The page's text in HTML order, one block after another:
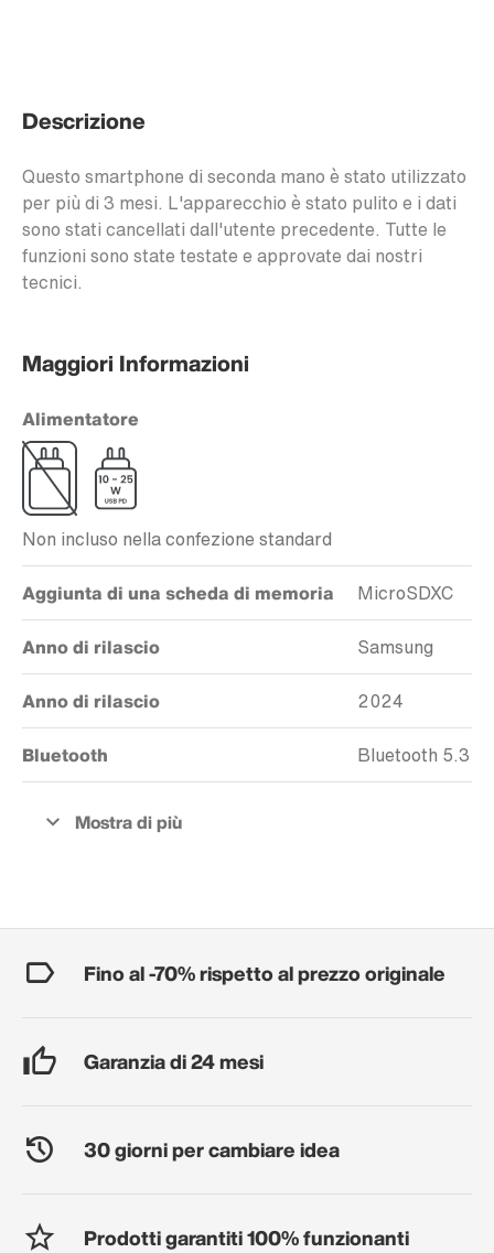
Descrizione
Questo smartphone di seconda mano è stato utilizzato
per più di 3 mesi. L'apparecchio è stato pulito e i dati
sono stati cancellati dall'utente precedente. Tutte le
funzioni sono state testate e approvate dai nostri
tecnici.
Maggiori Informazioni
Alimentatore
Non incluso nella confezione standard
Aggiunta di una scheda di memoria MicroSDXC
Anno di rilascio Samsung
Anno di rilascio 2024
Bluetooth Bluetooth 5.3
Fino al -70% rispetto al prezzo originale
Garanzia di 24 mesi
30 giorni per cambiare idea
Prodotti garantiti 100% funzionanti